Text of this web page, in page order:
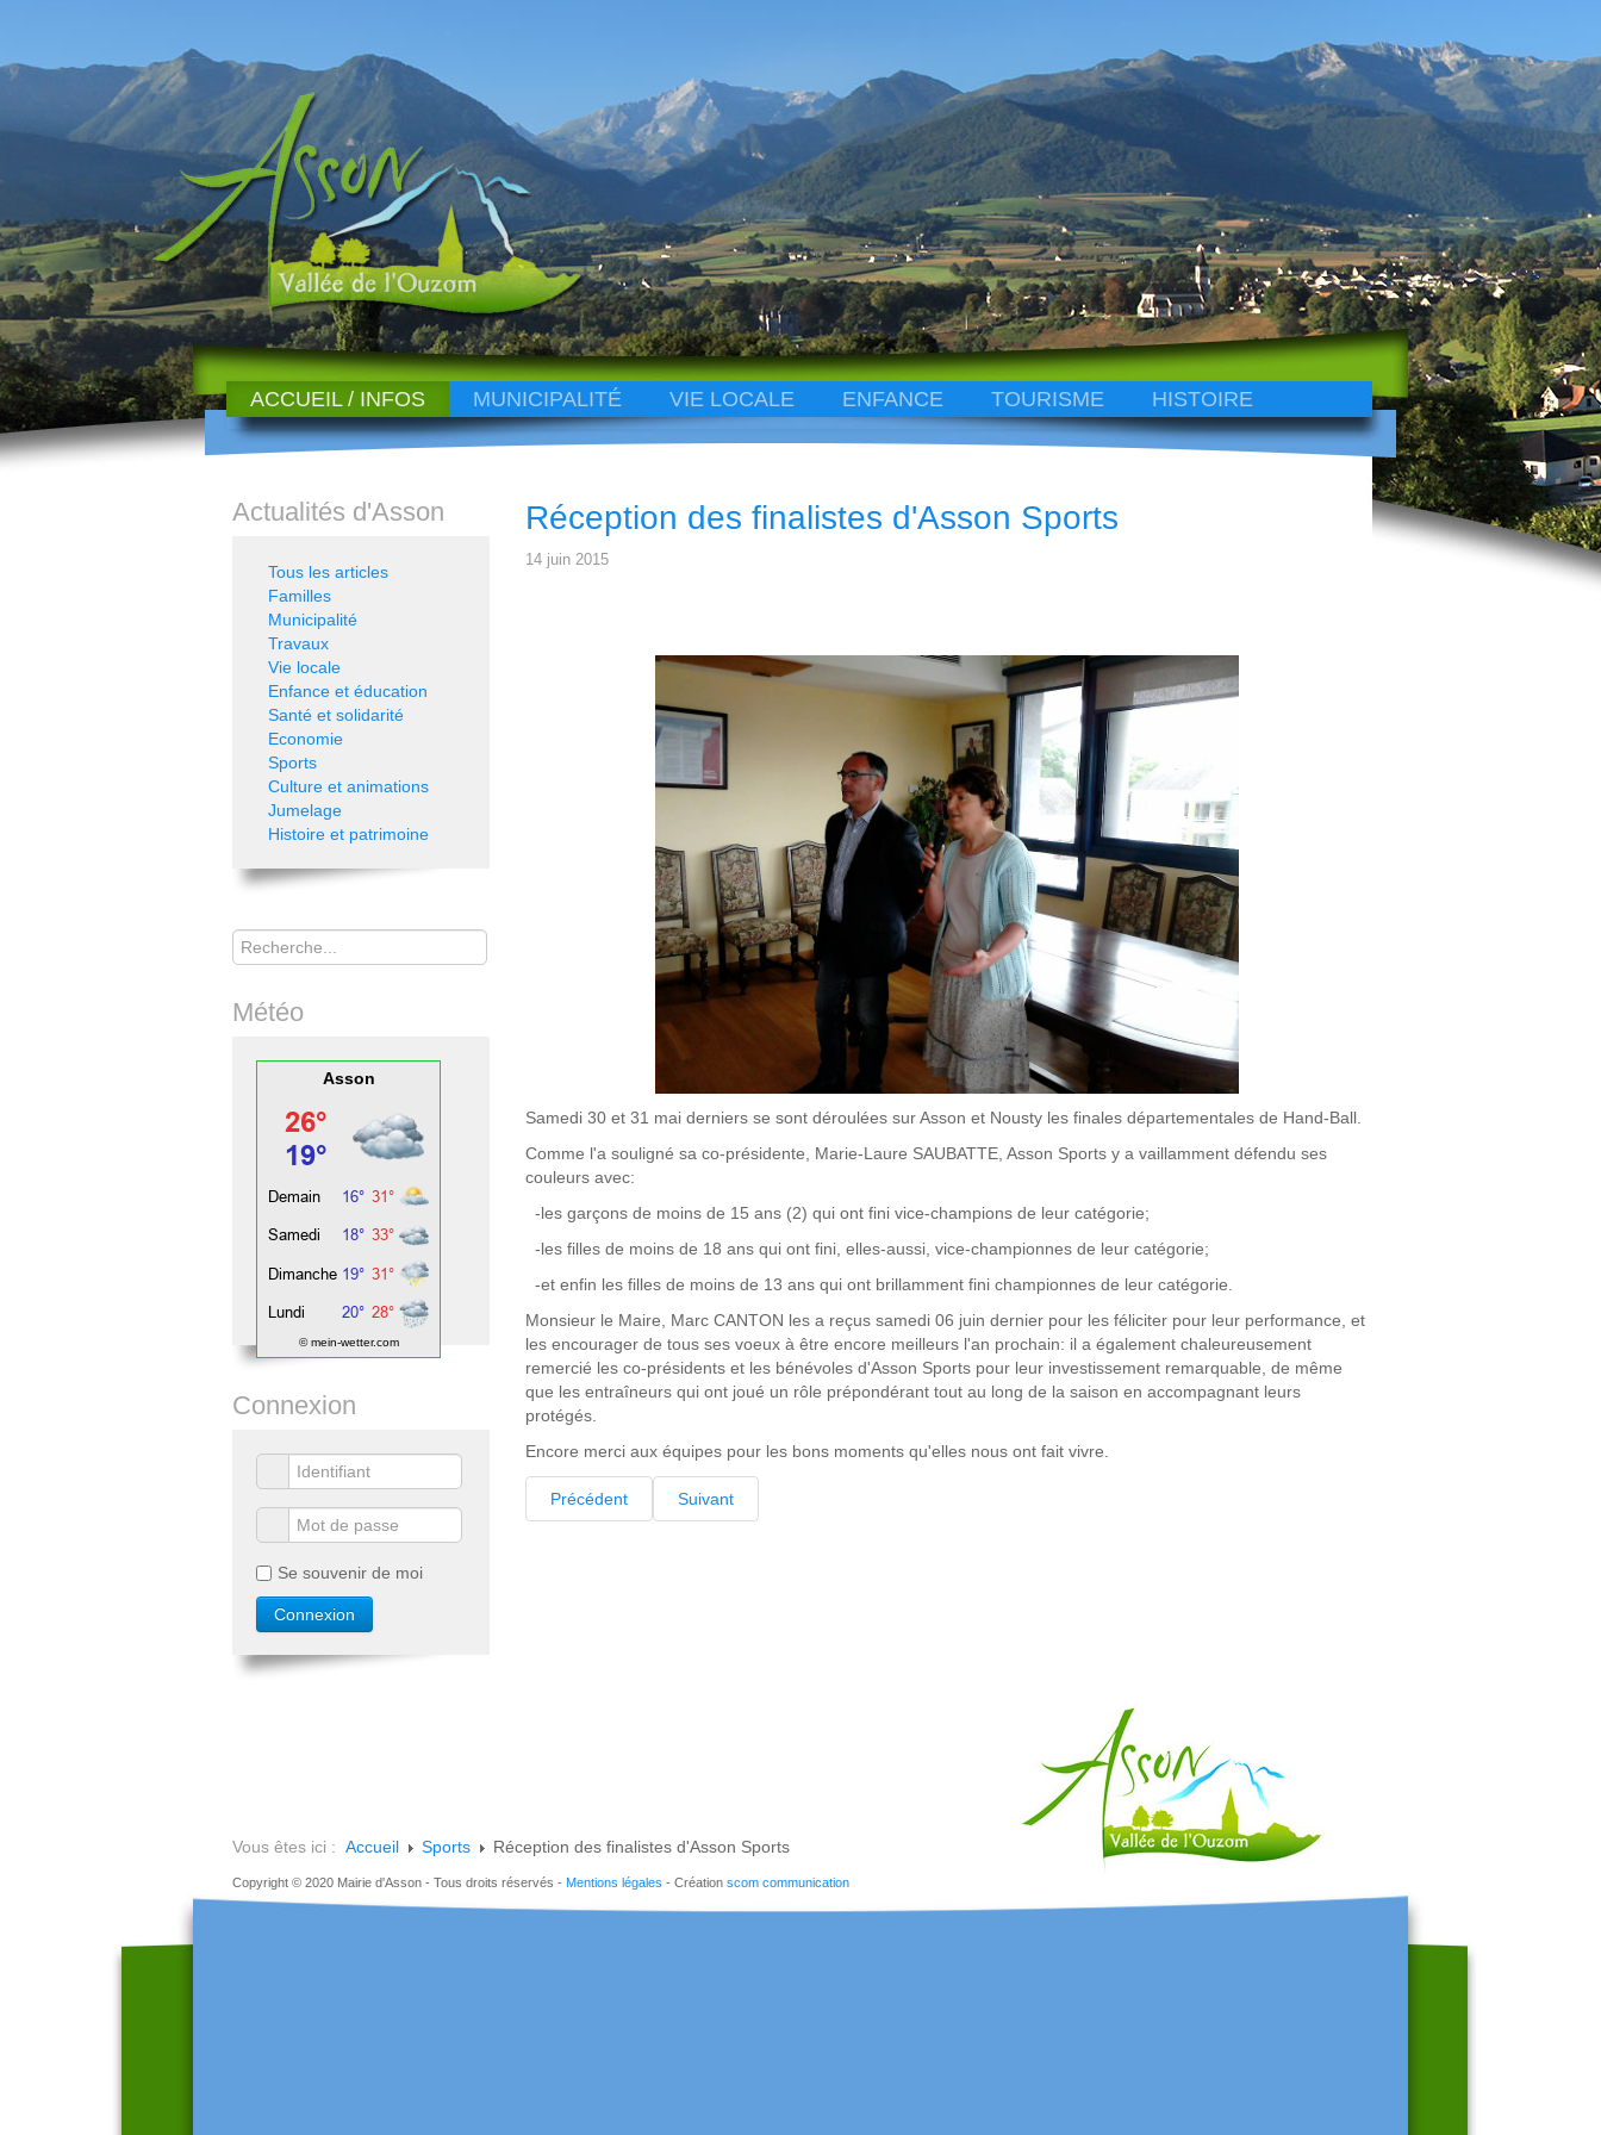
ACCUEIL / INFOS MUNICIPALITÉ VIE LOCALE ENFANCE TOURISME HISTOIRE
Réception des finalistes d'Asson Sports
14 juin 2015
Samedi 30 et 31 mai derniers se sont déroulées sur Asson et Nousty les finales départementales de Hand-Ball.
Comme l'a souligné sa co-présidente, Marie-Laure SAUBATTE, Asson Sports y a vaillamment défendu ses
couleurs avec:
-les garçons de moins de 15 ans (2) qui ont fini vice-champions de leur catégorie;
-les filles de moins de 18 ans qui ont fini, elles-aussi, vice-championnes de leur catégorie;
-et enfin les filles de moins de 13 ans qui ont brillamment fini championnes de leur catégorie.
Monsieur le Maire, Marc CANTON les a reçus samedi 06 juin dernier pour les féliciter pour leur performance, et
les encourager de tous ses voeux à être encore meilleurs l'an prochain: il a également chaleureusement
remercié les co-présidents et les bénévoles d'Asson Sports pour leur investissement remarquable, de même
que les entraîneurs qui ont joué un rôle prépondérant tout au long de la saison en accompagnant leurs
protégés.
Encore merci aux équipes pour les bons moments qu'elles nous ont fait vivre.
Précédent Suivant
Actualités d'Asson
Tous les articles
Familles
Municipalité
Travaux
Vie locale
Enfance et éducation
Santé et solidarité
Economie
Sports
Culture et animations
Jumelage
Histoire et patrimoine
Rechercher
Météo
Asson
© mein-wetter.com
Connexion
Se souvenir de moi
Vous êtes ici : Accueil Sports Réception des finalistes d'Asson Sports
Copyright © 2020 Mairie d'Asson - Tous droits réservés - Mentions légales - Création scom communication